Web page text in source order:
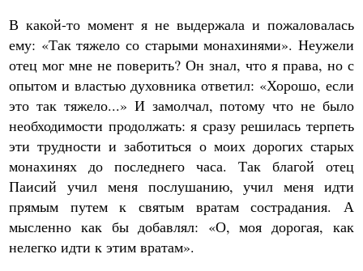
В какой-то момент я не выдержала и пожаловалась
ему: «Так тяжело со старыми монахинями». Неужели
отец мог мне не поверить? Он знал, что я права, но с
опытом и властью духовника ответил: «Хорошо, если
это так тяжело...» И замолчал, потому что не было
необходимости продолжать: я сразу решилась терпеть
эти трудности и заботиться о моих дорогих старых
монахинях до последнего часа. Так благой отец
Паисий учил меня послушанию, учил меня идти
прямым путем к святым вратам сострадания. А
мысленно как бы добавлял: «О, моя дорогая, как
нелегко идти к этим вратам».